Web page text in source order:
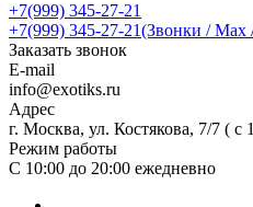
+7(999) 345-27-21
+7(999) 345-27-21(Звонки / Max
Заказать звонок
E-mail
info@exotiks.ru
Адрес
г. Москва, ул. Костякова, 7/7 ( с
Режим работы
С 10:00 до 20:00 ежедневно